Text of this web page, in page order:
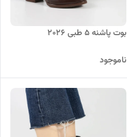
بوت پاشنه ۵ طبی ۲۰۲۶
ناموجود